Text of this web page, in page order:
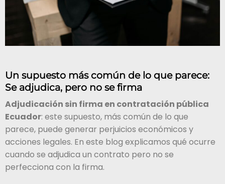
Un supuesto más común de lo que parece:
Se adjudica, pero no se firma
Adjudicación sin firma en contratación pública
Ecuador: este supuesto, más común de lo que
parece, puede generar perjuicios económicos y
acciones legales. En este blog explicamos qué ocurre
cuando se adjudica un contrato pero no se
perfecciona con la firma.